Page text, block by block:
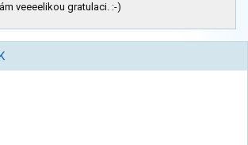
veeeelikou gratulaci. :-)